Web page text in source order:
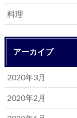
料理
アーカイブ
2020年3月
2020年2月